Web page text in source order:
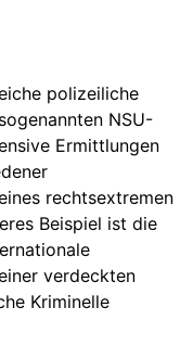
polizeiliche
NSU-
Ermittlungen
rechtsextremen
Beispiel ist die
verdeckten
Kriminelle